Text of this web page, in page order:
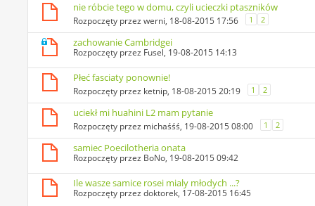
nie róbcie tego w domu, czyli ucieczki ptaszników
Rozpoczęty przezwerni, 18-08-2015 17:56 1 2
zachowanie Cambridgei
Rozpoczęty przez Fusel, 19-08-2015 14:13
Płeć fasciaty ponownie!
Rozpoczęty przez ketnip, 18-08-2015 20:19 1 2
uciekł mi huahini L2 mam pytanie
Rozpoczęty przez michaśśś, 19-08-2015 08:00 1 2
samiec Poecilotheria onata
Rozpoczęty przez BoNo, 19-08-2015 09:42
Ile wasze samice rosei mialy młodych ...?
Rozpoczęty przezdoktorek, 17-08-2015 16:45